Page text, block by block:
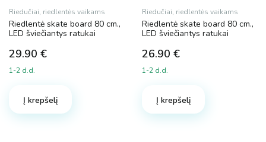
Riedučiai, riedlentės vaikams
Riedlentė skate board 80 cm.,
LED šviečiantys ratukai
29.90 €
1-2 d.d.
Į krepšelį
Riedučiai, riedlentės vaikams
Riedlentė skate board 80 cm.,
LED šviečiantys ratukai
26.90 €
1-2 d.d.
Į krepšelį